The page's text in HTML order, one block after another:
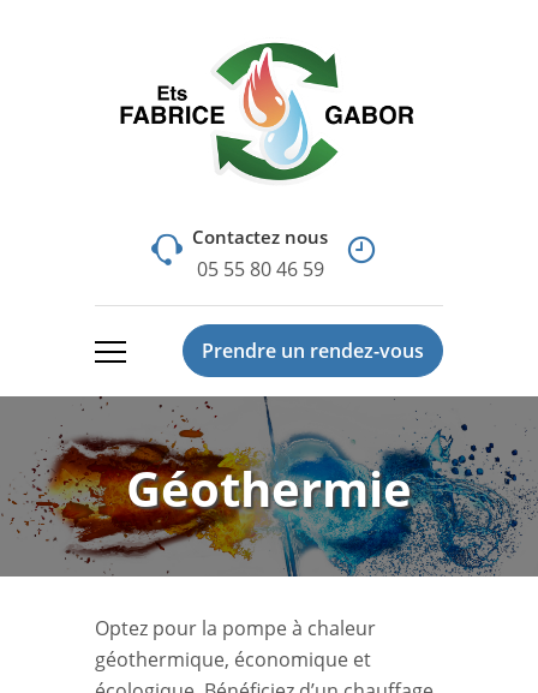
Contactez nous
05 55 80 46 59
Prendre un rendez-vous
Géothermie
Optez pour la pompe à chaleur
géothermique, économique et